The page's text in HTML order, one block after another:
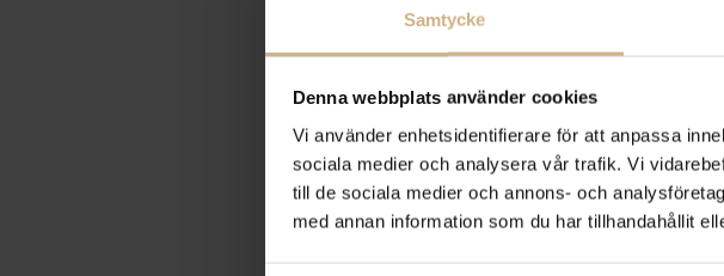
Samtycke
Denna webbplats använder cookies
Vi använder enhetsidentifierare för att anpassa
sociala medier och analysera vår trafik. Vi
till de sociala medier och annons- och
med annan information som du har tillhandahållit